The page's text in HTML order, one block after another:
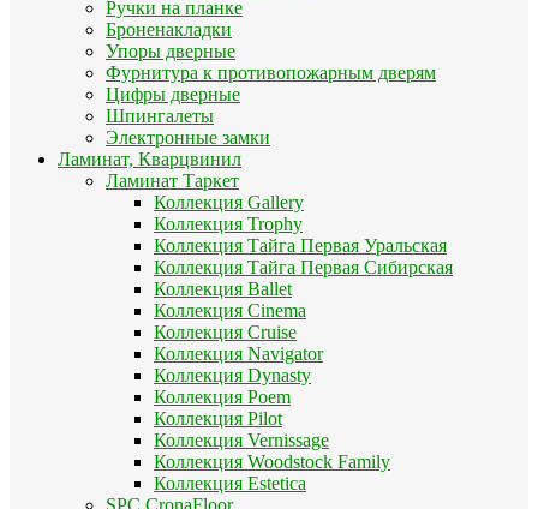
Ручки на планке
Броненакладки
Упоры дверные
Фурнитура к противопожарным дверям
Цифры дверные
Шпингалеты
Электронные замки
Ламинат, Кварцвинил
Ламинат Таркет
Коллекция Gallery
Коллекция Trophy
Коллекция Тайга Первая Уральская
Коллекция Тайга Первая Сибирская
Коллекция Ballet
Коллекция Cinema
Коллекция Cruise
Коллекция Navigator
Коллекция Dynasty
Коллекция Poem
Коллекция Pilot
Коллекция Vernissage
Коллекция Woodstock Family
Коллекция Estetica
SPC CronaFloor